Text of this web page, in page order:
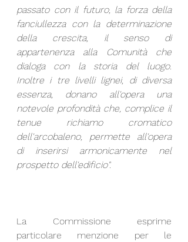
passato con il futuro, la forza della
fanciullezza con la determinazione
della crescita, il senso di
appartenenza alla Comunità che
dialoga con la storia del luogo.
Inoltre i tre livelli lignei, di diversa
essenza, donano all'opera una
notevole profondità che, complice il
tenue richiamo cromatico
dell'arcobaleno, permette all'opera
di inserirsi armonicamente nel
prospetto dell'edificio".
La Commissione esprime
particolare menzione per le